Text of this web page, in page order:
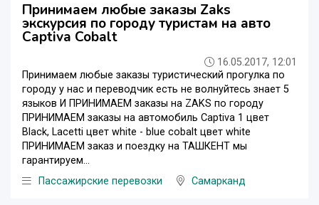
Принимаем любые заказы Zaks
экскурсия по городу туристам на авто
Captiva Cobalt
16.05.2017, 12:01
Принимаем любые заказы туристический прогулка по
городу у нас и переводчик есть не волнуйтесь знает 5
языков И ПРИНИМАЕМ заказы на ZAKS по городу
ПРИНИМАЕМ заказы на автомобиль Captiva 1 цвет
Black, Lacetti цвет white - blue cobalt цвет white
ПРИНИМАЕМ заказ и поездку на ТАШКЕНТ мы
гарантируем...
Пассажирские перевозки
Самарканд